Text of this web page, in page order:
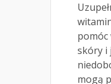
skóry i
mogą